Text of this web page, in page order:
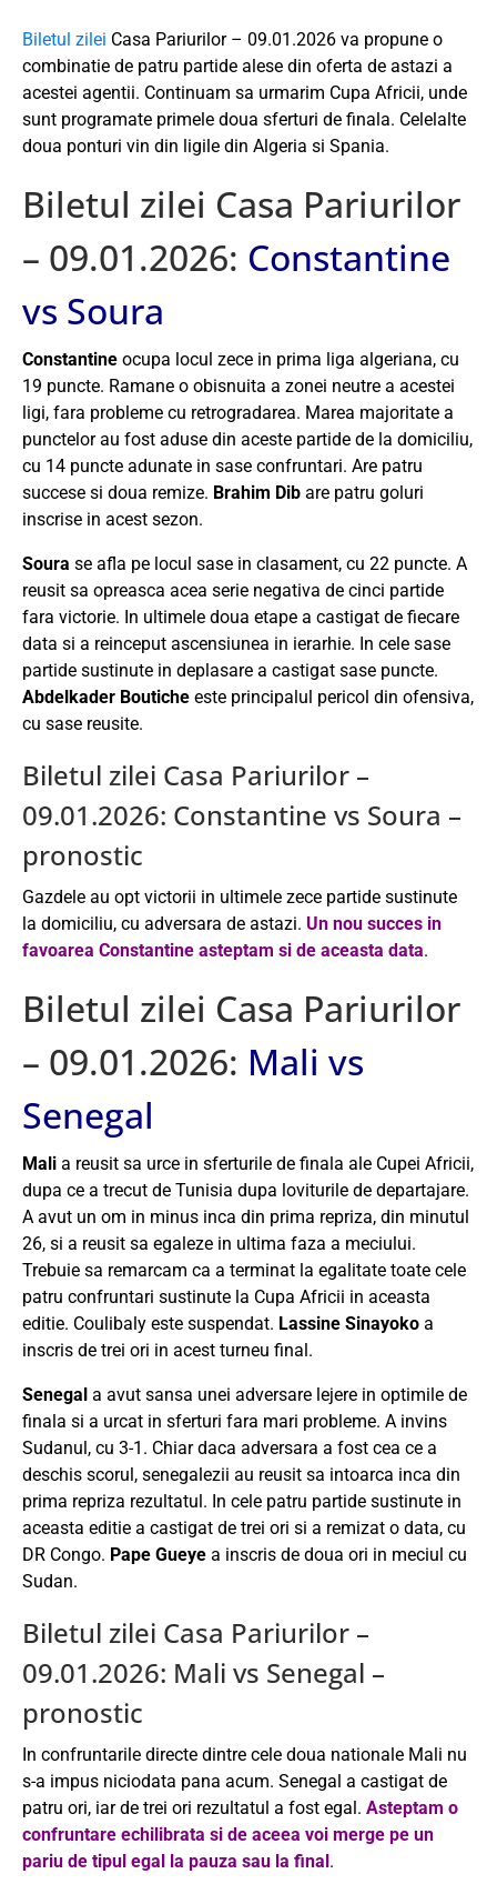
Biletul zilei Casa Pariurilor – 09.01.2026 va propune o
combinatie de patru partide alese din oferta de astazi a
acestei agentii. Continuam sa urmarim Cupa Africii, unde
sunt programate primele doua sferturi de finala. Celelalte
doua ponturi vin din ligile din Algeria si Spania.
Biletul zilei Casa Pariurilor
– 09.01.2026: Constantine
vs Soura
Constantine ocupa locul zece in prima liga algeriana, cu
19 puncte. Ramane o obisnuita a zonei neutre a acestei
ligi, fara probleme cu retrogradarea. Marea majoritate a
punctelor au fost aduse din aceste partide de la domiciliu,
cu 14 puncte adunate in sase confruntari. Are patru
succese si doua remize. Brahim Dib are patru goluri
inscrise in acest sezon.
Soura se afla pe locul sase in clasament, cu 22 puncte. A
reusit sa opreasca acea serie negativa de cinci partide
fara victorie. In ultimele doua etape a castigat de fiecare
data si a reinceput ascensiunea in ierarhie. In cele sase
partide sustinute in deplasare a castigat sase puncte.
Abdelkader Boutiche este principalul pericol din ofensiva,
cu sase reusite.
Biletul zilei Casa Pariurilor –
09.01.2026: Constantine vs Soura –
pronostic
Gazdele au opt victorii in ultimele zece partide sustinute
la domiciliu, cu adversara de astazi. Un nou succes in
favoarea Constantine asteptam si de aceasta data.
Biletul zilei Casa Pariurilor
– 09.01.2026: Mali vs
Senegal
Mali a reusit sa urce in sferturile de finala ale Cupei Africii,
dupa ce a trecut de Tunisia dupa loviturile de departajare.
A avut un om in minus inca din prima repriza, din minutul
26, si a reusit sa egaleze in ultima faza a meciului.
Trebuie sa remarcam ca a terminat la egalitate toate cele
patru confruntari sustinute la Cupa Africii in aceasta
editie. Coulibaly este suspendat. Lassine Sinayoko a
inscris de trei ori in acest turneu final.
Senegal a avut sansa unei adversare lejere in optimile de
finala si a urcat in sferturi fara mari probleme. A invins
Sudanul, cu 3-1. Chiar daca adversara a fost cea ce a
deschis scorul, senegalezii au reusit sa intoarca inca din
prima repriza rezultatul. In cele patru partide sustinute in
aceasta editie a castigat de trei ori si a remizat o data, cu
DR Congo. Pape Gueye a inscris de doua ori in meciul cu
Sudan.
Biletul zilei Casa Pariurilor –
09.01.2026: Mali vs Senegal –
pronostic
In confruntarile directe dintre cele doua nationale Mali nu
s-a impus niciodata pana acum. Senegal a castigat de
patru ori, iar de trei ori rezultatul a fost egal. Asteptam o
confruntare echilibrata si de aceea voi merge pe un
pariu de tipul egal la pauza sau la final .